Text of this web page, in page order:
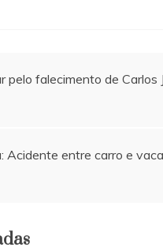
pelo falecimento de Carlos
Acidente entre carro e